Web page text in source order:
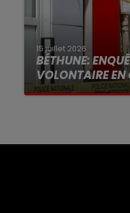
15 juillet 2026
BÉTHUNE:
VOLONTAIRE EN
Selon les premiers